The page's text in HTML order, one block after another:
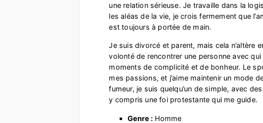
une relation sérieuse. Je travaille dans la
les aléas de la vie, je crois fermement que
est toujours à portée de main.
Je suis divorcé et parent, mais cela n’altère
volonté de rencontrer une personne avec
moments de complicité et de bonheur. Le
mes passions, et j’aime maintenir un mode
fumeur, je suis quelqu’un de simple, avec
y compris une foi protestante qui me guide.
Genre :Homme